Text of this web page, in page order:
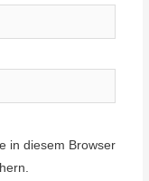
in diesem Browser